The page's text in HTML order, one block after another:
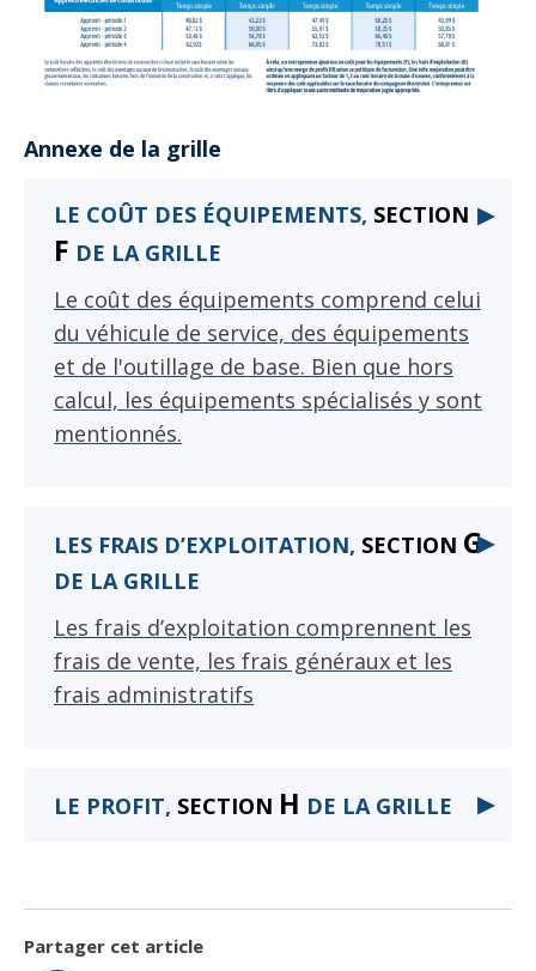
Annexe de la grille
LE COÛT DES ÉQUIPEMENTS, SECTION
F DE LA GRILLE
▶
Le coût des équipements comprend celui
du véhicule de service, des équipements
et de l'outillage de base. Bien que hors
calcul, les équipements spécialisés y sont
mentionnés.
OUVRIR
OUVRIR
LES FRAIS D’EXPLOITATION, SECTION G
DE LA GRILLE
▶
Les frais d’exploitation comprennent les
frais de vente, les frais généraux et les
frais administratifs
OUVRIR
OUVRIR
LE PROFIT, SECTION H DE LA GRILLE ▶
Partager cet article